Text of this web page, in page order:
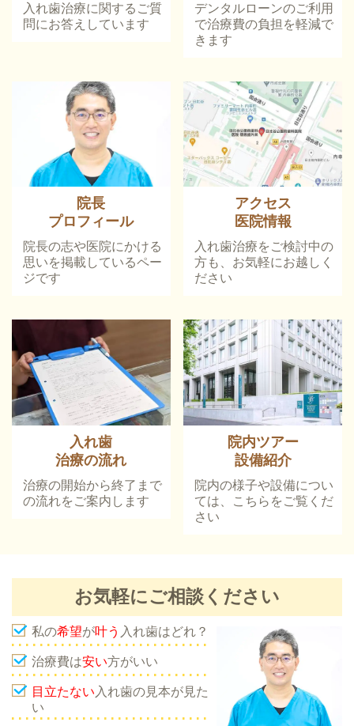
入れ歯治療に関するご質
問にお答えしています
デンタルローンのご利用
で治療費の負担を軽減で
きます
院長
プロフィール
院長の志や医院にかける
思いを掲載しているペー
ジです
アクセス
医院情報
入れ歯治療をご検討中の
方も、お気軽にお越しく
ださい
入れ歯
治療の流れ
治療の開始から終了まで
の流れをご案内します
院内ツアー
設備紹介
院内の様子や設備につい
ては、こちらをご覧くだ
さい
お気軽にご相談ください
私の希望が叶う 入れ歯はどれ？
治療費は安い方がいい
目立たない入れ歯の見本が見た
い